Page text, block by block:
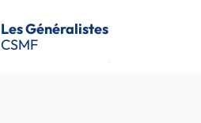
Les Généralistes
CSMF